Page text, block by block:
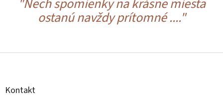
"Nech spomienky na krásne miesta
ostanú navždy prítomné ...."
Z
Kontakt